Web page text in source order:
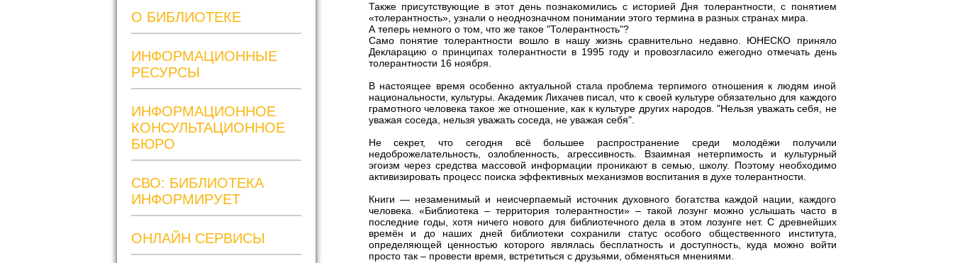
О БИБЛИОТЕКЕ
ИНФОРМАЦИОННЫЕ
РЕСУРСЫ
ИНФОРМАЦИОННОЕ
КОНСУЛЬТАЦИОННОЕ
БЮРО
СВО: БИБЛИОТЕКА
ИНФОРМИРУЕТ
ОНЛАЙН СЕРВИСЫ
Также присутствующие в этот день познакомились с историей Дня толерантности, с понятием
«толерантность», узнали о неоднозначном понимании этого термина в разных странах мира.
А теперь немного о том, что же такое "Толерантность"?
Само понятие толерантности вошло в нашу жизнь сравнительно недавно. ЮНЕСКО приняло
Декларацию о принципах толерантности в 1995 году и провозгласило ежегодно отмечать день
толерантности 16 ноября.
В настоящее время особенно актуальной стала проблема терпимого отношения к людям иной
национальности, культуры. Академик Лихачев писал, что к своей культуре обязательно для каждого
грамотного человека такое же отношение, как к культуре других народов. "Нельзя уважать себя, не
уважая соседа, нельзя уважать соседа, не уважая себя".
Не секрет, что сегодня всё большее распространение среди молодёжи получили
недоброжелательность, озлобленность, агрессивность. Взаимная нетерпимость и культурный
эгоизм через средства массовой информации проникают в семью, школу. Поэтому необходимо
активизировать процесс поиска эффективных механизмов воспитания в духе толерантности.
Книги — незаменимый и неисчерпаемый источник духовного богатства каждой нации, каждого
человека. «Библиотека – территория толерантности» – такой лозунг можно услышать часто в
последние годы, хотя ничего нового для библиотечного дела в этом лозунге нет. С древнейших
времён и до наших дней библиотеки сохранили статус особого общественного института,
определяющей ценностью которого являлась бесплатность и доступность, куда можно войти
просто так – провести время, встретиться с друзьями, обменяться мнениями.